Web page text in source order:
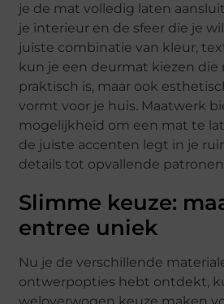
je de mat volledig laten
je interieur en de sfeer die je
juiste combinatie van kleur,
kun je een deurmat kiezen die
praktisch is, maar ook
vormt voor je huis. Maatwerk
mogelijkheid om een mat te
de juiste accenten legt in je
details tot opvallende
Slimme keuze:
entree uniek
Nu je de verschillende
ontwerpopties hebt ontdekt,